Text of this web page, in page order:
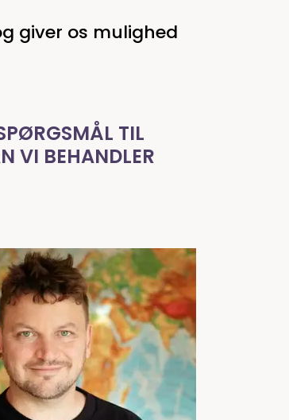
giver os mulighed
TIL
VI BEHANDLER